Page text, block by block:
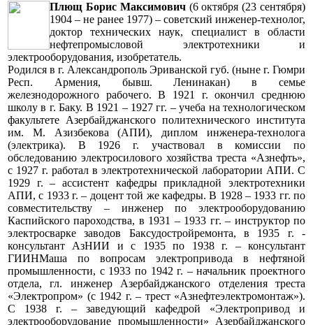
Плющ Борис Максимович(6 октября (23 сентября)
1904 – не ранее 1977) – советский инженер-технолог,
доктор технических наук, специалист в области
нефтепромысловой электротехники и
электрооборудования, изобретатель.
Родился в г. Александрополь Эриванской губ. (ныне г. Гюмри
Респ. Армения, бывш. Ленинакан) в семье
железнодорожного рабочего. В 1921 г. окончил среднюю
школу в г. Баку. В 1921 – 1927 гг. – учеба на технологическом
факультете Азербайджанского политехнического института
им. М. Азизбекова (АПИ), диплом инженера-технолога
(электрика). В 1926 г. участвовал в комиссии по
обследованию электросилового хозяйства треста «Азнефть»,
с 1927 г. работал в электротехнической лаборатории АПИ. С
1929 г. – ассистент кафедры прикладной электротехники
АПИ, с 1933 г. – доцент той же кафедры. В 1928 – 1933 гг. по
совместительству – инженер по электрооборудованию
Каспийского пароходства, в 1931 – 1933 гг. – инструктор по
электросварке заводов Баксудостройремонта, в 1935 г. -
консультант АзНИИ и с 1935 по 1938 г. – консультант
ГИИНМаша по вопросам электропривода в нефтяной
промышленности, с 1933 по 1942 г. – начальник проектного
отдела, гл. инженер Азербайджанского отделения треста
«Электропром» (с 1942 г. – трест «Азнефтеэлектромонтаж»).
С 1938 г. – заведующий кафедрой «Электропривод и
электрооборудование промышленности» Азербайджанского